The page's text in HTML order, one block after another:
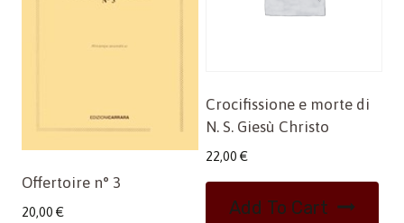
Offertoire n° 3
20,00 €
Crocifissione e morte di
N. S. Giesù Christo
22,00 €
Add To Cart